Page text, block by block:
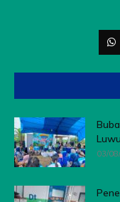
03/